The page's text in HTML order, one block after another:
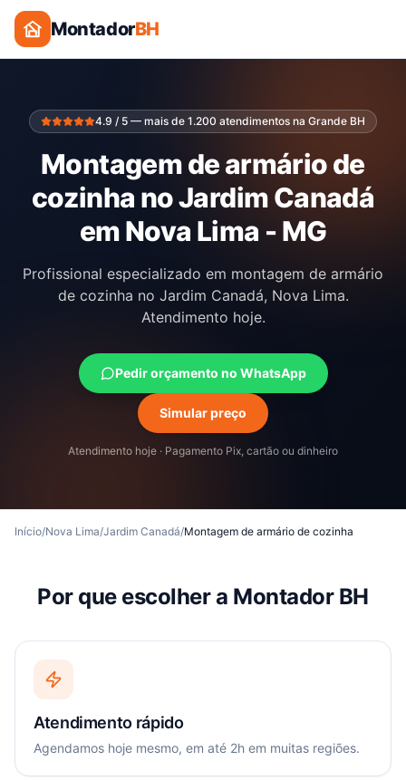
MontadorBH
4.9 / 5 — mais de 1.200 atendimentos na Grande BH
Montagem de armário de
cozinha no Jardim Canadá
em Nova Lima - MG
Profissional especializado em montagem de armário
de cozinha no Jardim Canadá, Nova Lima.
Atendimento hoje.
Pedir orçamento no WhatsApp
Simular preço
Atendimento hoje · Pagamento Pix, cartão ou dinheiro
Início/Nova Lima/Jardim Canadá/Montagem de armário de cozinha
Por que escolher a Montador BH
Atendimento rápido
Agendamos hoje mesmo, em até 2h em muitas regiões.